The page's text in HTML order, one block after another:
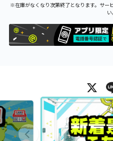
※在庫がなくなり次第終了となります。サー
い
X